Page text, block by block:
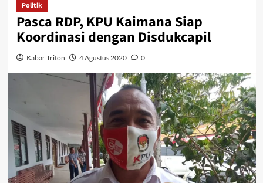
Politik
Pasca RDP, KPU Kaimana Siap
Koordinasi dengan Disdukcapil
Kabar Triton 4 Agustus 2020 0